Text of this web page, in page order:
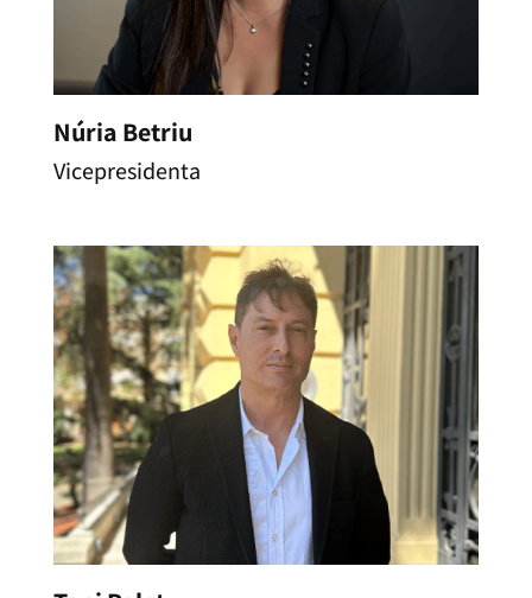
Núria Betriu
Vicepresidenta